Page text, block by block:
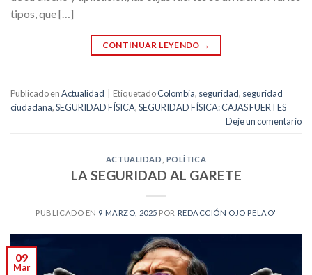
tipos, que […]
CONTINUAR LEYENDO →
Publicado enActualidad EtiquetadoColombia, seguridad, seguridad
ciudadana,SEGURIDAD FÍSICA,SEGURIDAD FÍSICA: CAJAS FUERTES
Deje un comentario
ACTUALIDAD POLÍTICA
LA SEGURIDAD AL GARETE
PUBLICADO EN 9 MARZO, 2025 POR REDACCIÓN OJO PELAO'
09
Mar